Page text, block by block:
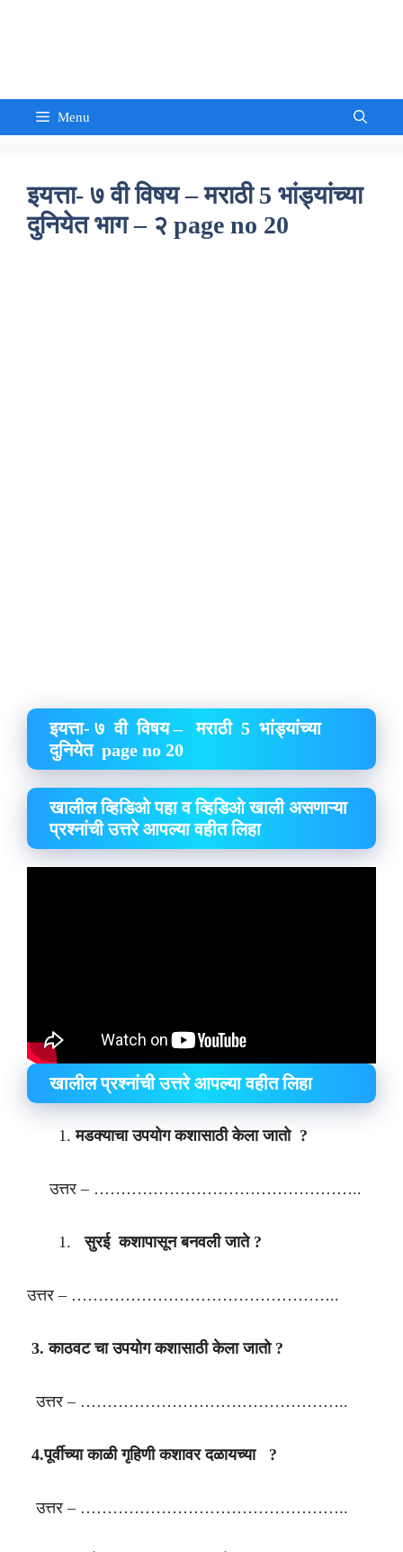
Menu
इयत्ता- ७ वी विषय – मराठी 5 भांड्यांच्या
दुनियेत भाग – २ page no 20
इयत्ता- ७ वी विषय – मराठी 5 भांड्यांच्या
दुनियेत page no 20
खालील व्हिडिओ पहा व व्हिडिओ खाली असणाऱ्या
प्रश्नांची उत्तरे आपल्या वहीत लिहा
खालील प्रश्नांची उत्तरे आपल्या वहीत लिहा
मडक्याचा उपयोग कशासाठी केला जातो ?
उत्तर – …………………………………………..
सुरई कशापासून बनवली जाते ?
उत्तर – …………………………………………..
3. काठवट चा उपयोग कशासाठी केला जातो ?
उत्तर – …………………………………………..
4.पूर्वीच्या काळी गृहिणी कशावर दळायच्या ?
उत्तर – …………………………………………..